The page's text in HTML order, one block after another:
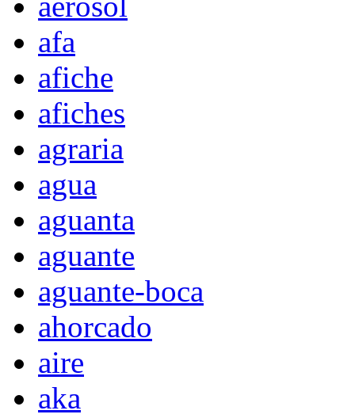
afa
afiche
afiches
agraria
agua
aguanta
aguante
aguante-boca
ahorcado
aire
aka